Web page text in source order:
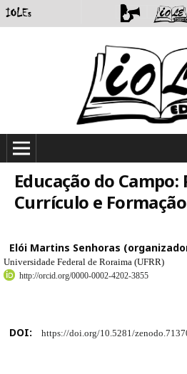
Educação do Campo:
Currículo e
Elói Martins Senhoras
Universidade Federal de Roraima (UFRR)
http://orcid.org/0000-0002-4202-3855
DOI: https://doi.org/10.5281/